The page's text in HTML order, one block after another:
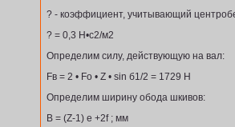
? - коэффициент, учитывающий
? = 0,3 Н•с2/м2
Определим силу, действующую на вал:
Fв = 2 • Fo • Z • sin б1/2 = 1729 H
Определим ширину обода шкивов:
В = (Z-1) e +2f ; мм